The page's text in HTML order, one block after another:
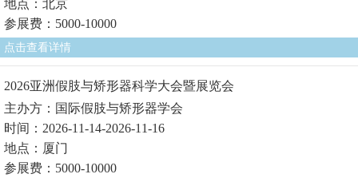
地点：北京
参展费：5000-10000
点击查看详情
2026亚洲假肢与矫形器科学大会暨展览会
主办方：国际假肢与矫形器学会
时间：2026-11-14-2026-11-16
地点：厦门
参展费：5000-10000